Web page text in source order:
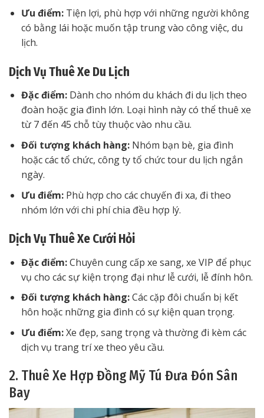
Ưu điểm:Tiện lợi, phù hợp với những người không
có bằng lái hoặc muốn tập trung vào công việc, du
lịch.
Dịch Vụ Thuê Xe Du Lịch
Đặc điểm:Dành cho nhóm du khách đi du lịch theo
đoàn hoặc gia đình lớn. Loại hình này có thể thuê xe
từ 7 đến 45 chỗ tùy thuộc vào nhu cầu.
Đối tượng khách hàng:Nhóm bạn bè, gia đình
hoặc các tổ chức, công ty tổ chức tour du lịch ngắn
ngày.
Ưu điểm:Phù hợp cho các chuyến đi xa, đi theo
nhóm lớn với chi phí chia đều hợp lý.
Dịch Vụ Thuê Xe Cưới Hỏi
Đặc điểm:Chuyên cung cấp xe sang, xe VIP để phục
vụ cho các sự kiện trọng đại như lễ cưới, lễ đính hôn.
Đối tượng khách hàng:Các cặp đôi chuẩn bị kết
hôn hoặc những gia đình có sự kiện quan trọng.
Ưu điểm:Xe đẹp, sang trọng và thường đi kèm các
dịch vụ trang trí xe theo yêu cầu.
2. Thuê Xe Hợp Đồng Mỹ Tú Đưa Đón Sân
Bay